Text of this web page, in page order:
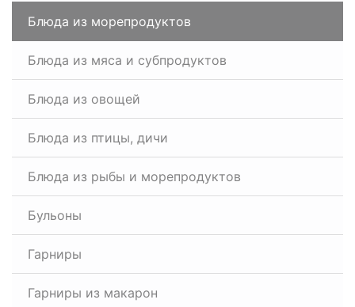
Блюда из морепродуктов
Блюда из мяса и субпродуктов
Блюда из овощей
Блюда из птицы, дичи
Блюда из рыбы и морепродуктов
Бульоны
Гарниры
Гарниры из макарон